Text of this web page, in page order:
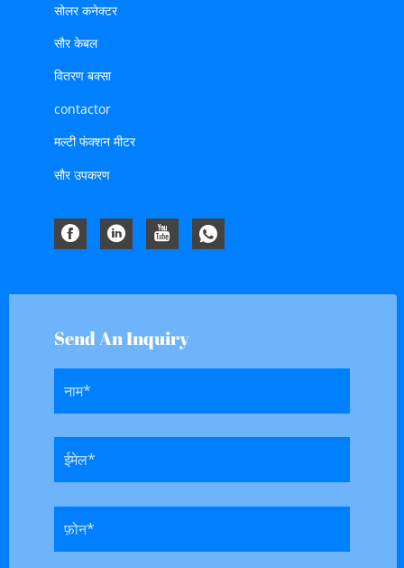
सोलर कनेक्टर
सौर केबल
वितरण बक्सा
contactor
मल्टी फंक्शन मीटर
सौर उपकरण
Send An Inquiry